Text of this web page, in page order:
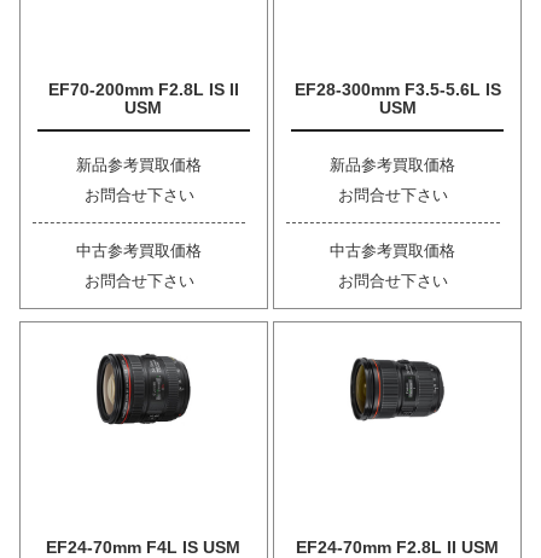
EF70-200mm F2.8L IS II
USM
新品参考買取価格
お問合せ下さい
中古参考買取価格
お問合せ下さい
EF28-300mm F3.5-5.6L IS
USM
新品参考買取価格
お問合せ下さい
中古参考買取価格
お問合せ下さい
EF24-70mm F4L IS USM EF24-70mm F2.8L II USM